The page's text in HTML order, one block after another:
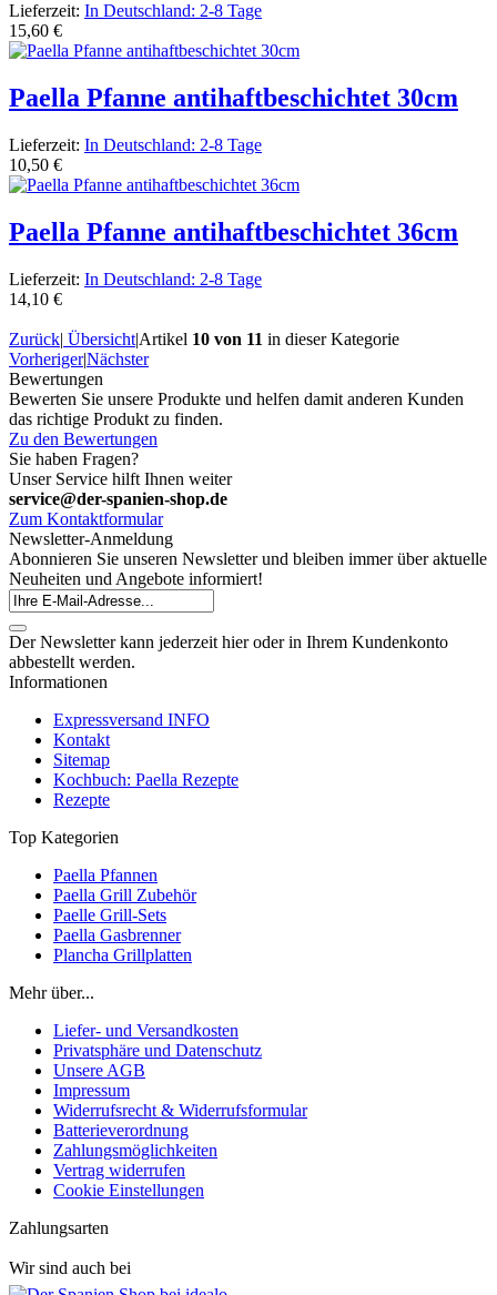
Lieferzeit: In Deutschland: 2-8 Tage
15,60 €
Paella Pfanne antihaftbeschichtet 30cm
Lieferzeit: In Deutschland: 2-8 Tage
10,50 €
Paella Pfanne antihaftbeschichtet 36cm
Lieferzeit: In Deutschland: 2-8 Tage
14,10 €
Zurück| Übersicht|Artikel 10 von 11 in dieser Kategorie
Vorheriger|Nächster
Bewertungen
Bewerten Sie unsere Produkte und helfen damit anderen Kunden
das richtige Produkt zu finden.
Zu den Bewertungen
Sie haben Fragen?
Unser Service hilft Ihnen weiter
service@der-spanien-shop.de
Zum Kontaktformular
Newsletter-Anmeldung
Abonnieren Sie unseren Newsletter und bleiben immer über aktuelle
Neuheiten und Angebote informiert!
Der Newsletter kann jederzeit hier oder in Ihrem Kundenkonto
abbestellt werden.
Informationen
Expressversand INFO
Kontakt
Sitemap
Kochbuch: Paella Rezepte
Rezepte
Top Kategorien
Paella Pfannen
Paella Grill Zubehör
Paelle Grill-Sets
Paella Gasbrenner
Plancha Grillplatten
Mehr über...
Liefer- und Versandkosten
Privatsphäre und Datenschutz
Unsere AGB
Impressum
Widerrufsrecht & Widerrufsformular
Batterieverordnung
Zahlungsmöglichkeiten
Vertrag widerrufen
Cookie Einstellungen
Zahlungsarten
Wir sind auch bei